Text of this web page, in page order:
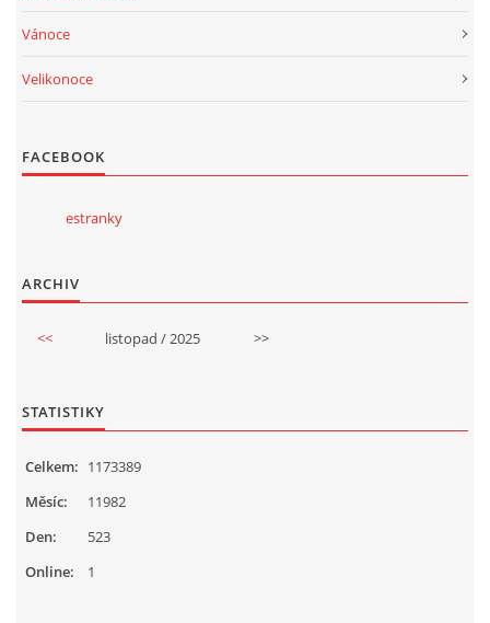
Vánoce
Velikonoce
FACEBOOK
estranky
ARCHIV
<< listopad / 2025 >>
STATISTIKY
Online: 1
Celkem: 1173389
Měsíc:
11982
Den:
523